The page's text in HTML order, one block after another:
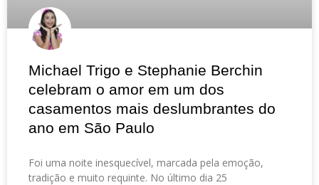
Michael Trigo e Stephanie Berchin
celebram o amor em um dos
casamentos mais deslumbrantes do
ano em São Paulo
Foi uma noite inesquecível, marcada pela emoção,
tradição e muito requinte. No último dia 25